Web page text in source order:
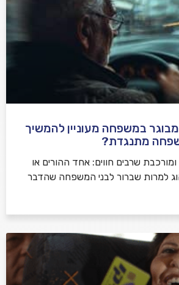
במשפחה מעוניין להמשיך
מתנגדת?
ומורכבת שרבים חווים: אחד ההורים או
למרות שברור לבני המשפחה שהדבר